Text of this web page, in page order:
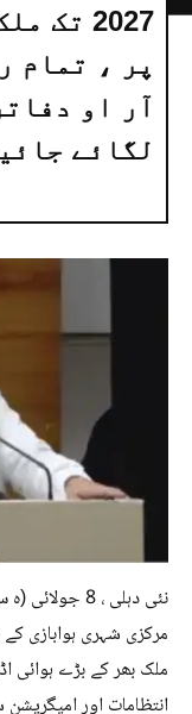
2027
پر ، تمام
آر او
لگائے
نئی دہلی ، 8
مرکزی شہری ہوابازی
ملک بھر کے بڑے ہوائی
انتظامات اور